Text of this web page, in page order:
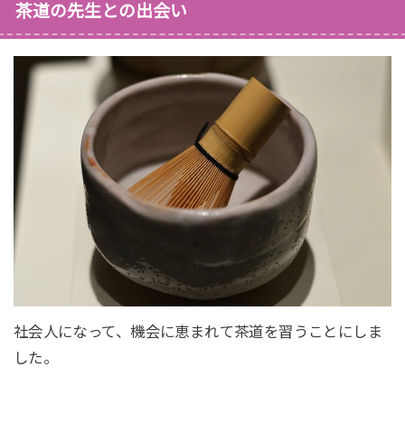
茶道の先生との出会い
社会人になって、機会に恵まれて茶道を習うことにしま
した。